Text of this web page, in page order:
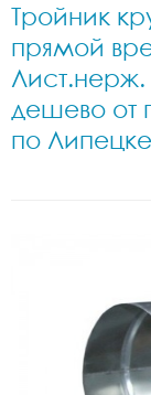
Тройник
прямой
Лист.нерж.
дешево от
по Липецке